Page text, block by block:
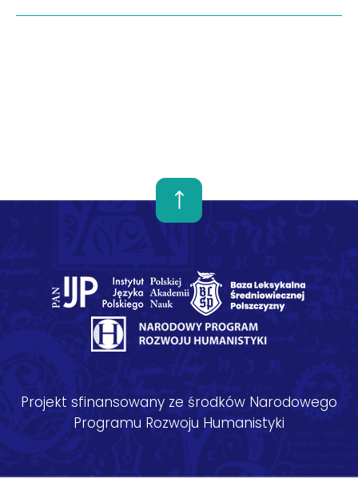
Projekt sfinansowany ze środków Narodowego
Programu Rozwoju Humanistyki